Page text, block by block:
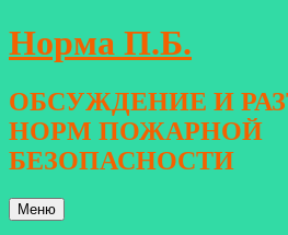
Перейти
к
Норма П.Б.
ОБСУЖДЕНИЕ И
НОРМ ПОЖАРНОЙ
БЕЗОПАСНОСТИ
Меню